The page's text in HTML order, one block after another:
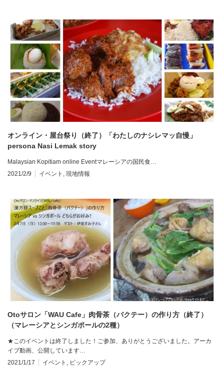
オンライン・屋台祭り（終了）「わたしのナシレマッ自慢」
persona Nasi Lemak story
Malaysian Kopitiam online Eventマレーシアの国民食…
2021/2/9
イベント , 現地情報
Otoサロン「WAU Cafe」肉骨茶（バクテー）の作り方（終了）
（マレーシアとシンガポールの2種）
★このイベントは終了しました！ご参加、ありがとうございました。アーカ
イブ動画、公開しています…
2021/1/17
イベント , ピックアップ